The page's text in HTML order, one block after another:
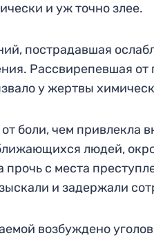
и уж точно злее.
пострадавшая
Рассвирепевшая от
у жертвы
боли, чем
людей,
с места
и задержали
возбуждено